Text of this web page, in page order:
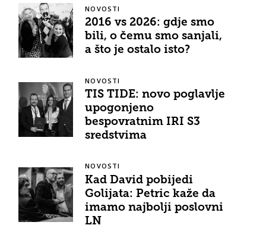
NOVOSTI
2016 vs 2026: gdje smo
bili, o čemu smo sanjali,
a što je ostalo isto?
NOVOSTI
TIS TIDE: novo poglavlje
upogonjeno
bespovratnim IRI S3
sredstvima
NOVOSTI
Kad David pobijedi
Golijata: Petric kaže da
imamo najbolji poslovni
LN